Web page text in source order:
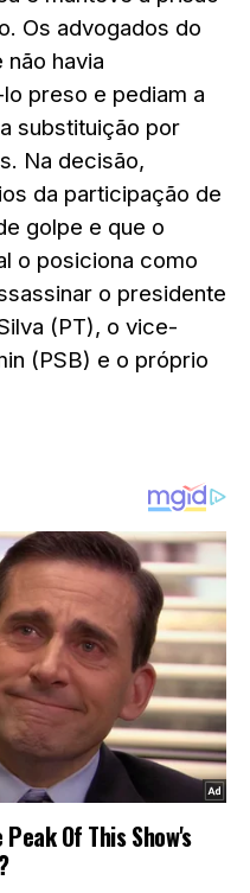
Os advogados do
não havia
preso e pediam a
substituição por
Na decisão,
da participação de
golpe e que o
o posiciona como
o presidente
(PT), o vice-
(PSB) e o próprio